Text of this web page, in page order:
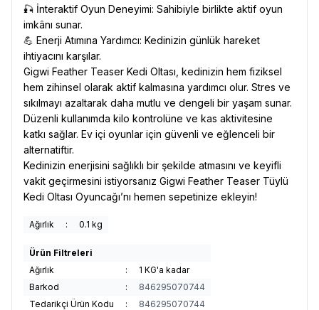
🎣 İnteraktif Oyun Deneyimi: Sahibiyle birlikte aktif oyun
imkânı sunar.
💪 Enerji Atımına Yardımcı: Kedinizin günlük hareket
ihtiyacını karşılar.
Gigwi Feather Teaser Kedi Oltası, kedinizin hem fiziksel
hem zihinsel olarak aktif kalmasına yardımcı olur. Stres ve
sıkılmayı azaltarak daha mutlu ve dengeli bir yaşam sunar.
Düzenli kullanımda kilo kontrolüne ve kas aktivitesine
katkı sağlar. Ev içi oyunlar için güvenli ve eğlenceli bir
alternatiftir.
Kedinizin enerjisini sağlıklı bir şekilde atmasını ve keyifli
vakit geçirmesini istiyorsanız Gigwi Feather Teaser Tüylü
Kedi Oltası Oyuncağı’nı hemen sepetinize ekleyin!
Ağırlık : 0.1 kg
Ürün Filtreleri
Ağırlık
:
1 KG'a kadar
Barkod
:
846295070744
Tedarikçi Ürün Kodu
: 846295070744